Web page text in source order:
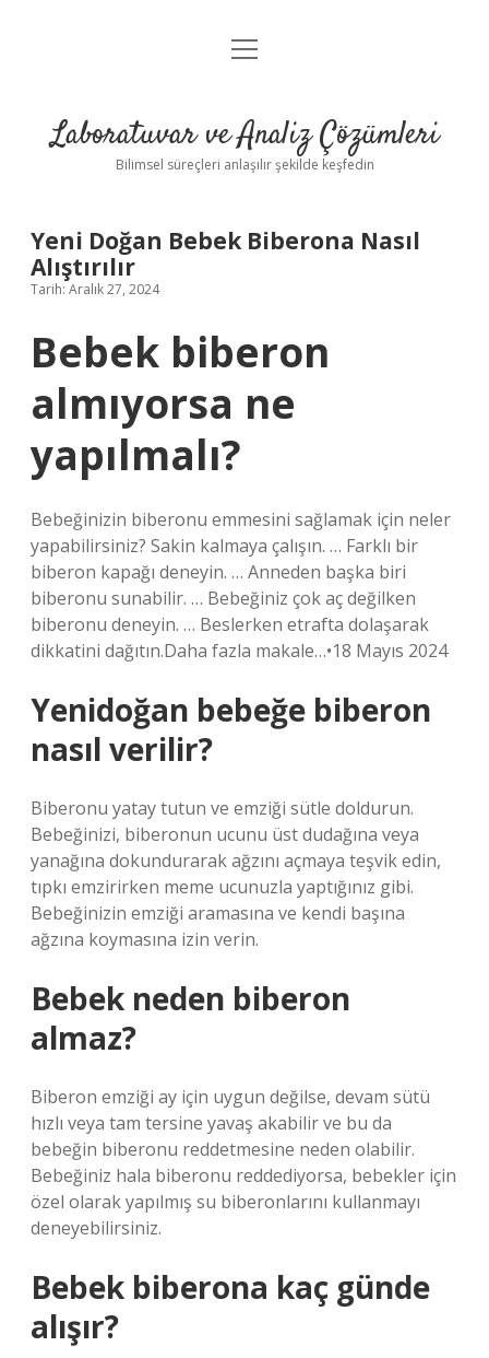
Anasayfa
Yasal Uyarı
menüyü
Laboratuvar ve Analiz Çözümleri
Bilimsel süreçleri anlaşılır şekilde keşfedin
Yeni Doğan Bebek Biberona Nasıl
Alıştırılır
Tarih: Aralık 27, 2024
Bebek biberon
almıyorsa ne
yapılmalı?
Bebeğinizin biberonu emmesini sağlamak için neler
yapabilirsiniz? Sakin kalmaya çalışın. … Farklı bir
biberon kapağı deneyin. … Anneden başka biri
biberonu sunabilir. … Bebeğiniz çok aç değilken
biberonu deneyin. … Beslerken etrafta dolaşarak
dikkatini dağıtın.Daha fazla makale…•18 Mayıs 2024
Yenidoğan bebeğe biberon
nasıl verilir?
Biberonu yatay tutun ve emziği sütle doldurun.
Bebeğinizi, biberonun ucunu üst dudağına veya
yanağına dokundurarak ağzını açmaya teşvik edin,
tıpkı emzirirken meme ucunuzla yaptığınız gibi.
Bebeğinizin emziği aramasına ve kendi başına
ağzına koymasına izin verin.
Bebek neden biberon
almaz?
Biberon emziği ay için uygun değilse, devam sütü
hızlı veya tam tersine yavaş akabilir ve bu da
bebeğin biberonu reddetmesine neden olabilir.
Bebeğiniz hala biberonu reddediyorsa, bebekler için
özel olarak yapılmış su biberonlarını kullanmayı
deneyebilirsiniz.
Bebek biberona kaç günde
alışır?